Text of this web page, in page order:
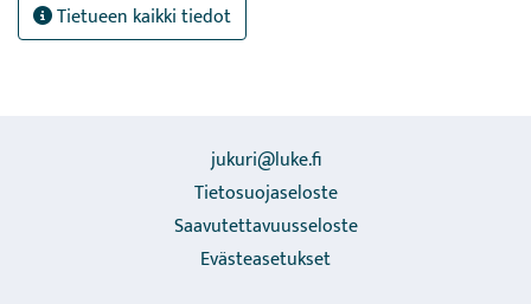
Tietueen kaikki tiedot
jukuri@luke.fi
Tietosuojaseloste
Saavutettavuusseloste
Evästeasetukset